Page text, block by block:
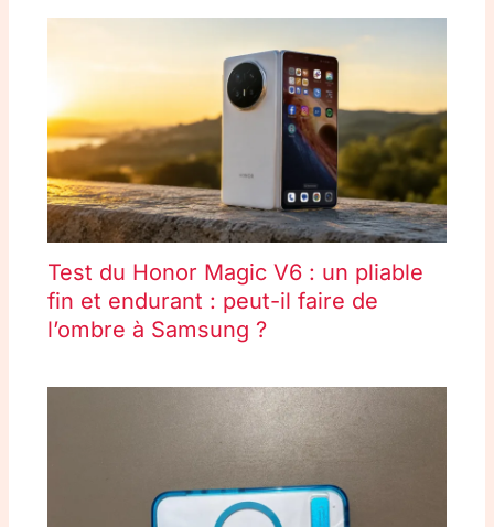
Test du Honor Magic V6 : un pliable
fin et endurant : peut-il faire de
l’ombre à Samsung ?